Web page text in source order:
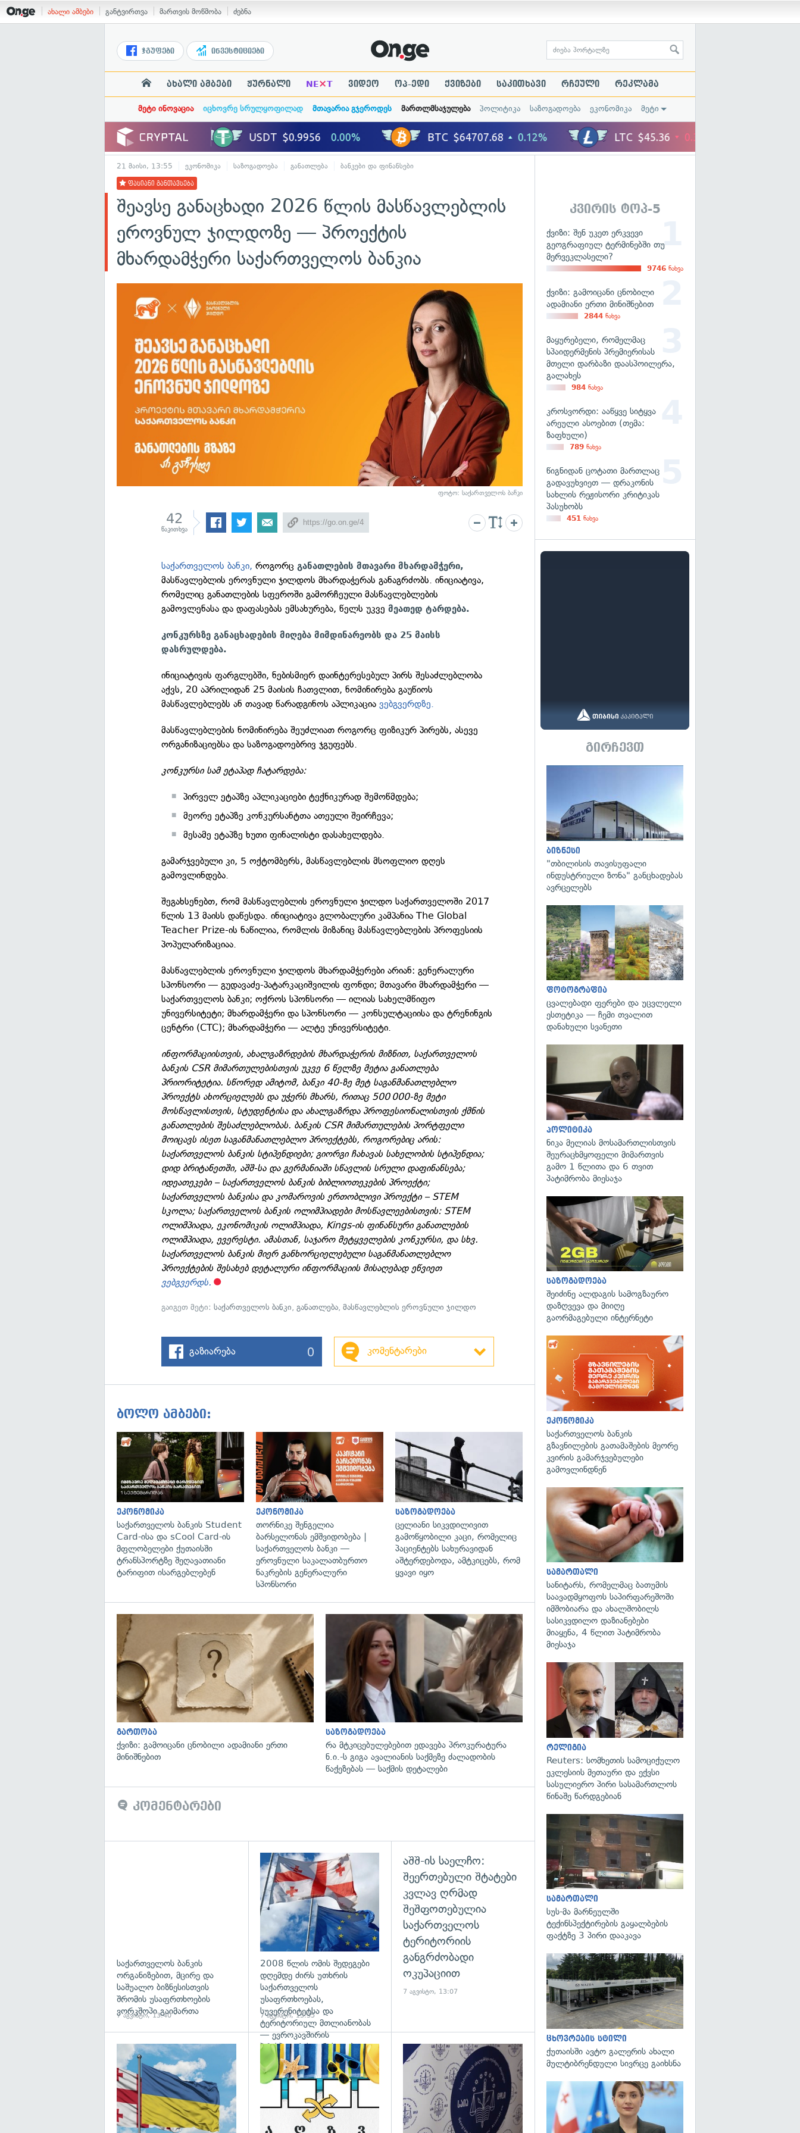
ახალი ამბები განტვირთვა მართვის მოწმობა ძებნა
ჯგუფები ინვესტიციები
ახალი ამბები ჟურნალი NE×T ვიდეო ოპ-ედი ქვიზები საკითხავი რჩეული რეკლამა
მეტი ინოვაცია იცხოვრე სრულყოფილად მთავარია გჯეროდეს მართლმსაჯულება პოლიტიკა საზოგადოება ეკონომიკა მეტი
21 მაისი, 13:55 ეკონომიკა საზოგადოება განათლება ბანკები და ფინანსები
ფასიანი განთავსება
შეავსე განაცხადი 2026 წლის მასწავლებლის
ეროვნულ ჯილდოზე — პროექტის
მხარდამჭერი საქართველოს ბანკია
ფოტო: საქართველოს ბანკი
42
წაკითხვა
საქართველოს ბანკი, როგორცგანათლების მთავარი მხარდამჭერი,
მასწავლებლის ეროვნული ჯილდოს მხარდაჭერას განაგრძობს. ინიციატივა,
რომელიც განათლების სფეროში გამორჩეული მასწავლებლების
გამოვლენასა და დაფასებას ემსახურება, წელს უკვე მეათედ ტარდება.
კონკურსზე განაცხადების მიღება მიმდინარეობს და 25 მაისს
დასრულდება.
ინიციატივის ფარგლებში, ნებისმიერ დაინტერესებულ პირს შესაძლებლობა
აქვს, 20 აპრილიდან 25 მაისის ჩათვლით, ნომინირება გაუწიოს
მასწავლებლებს ან თავად წარადგინოს აპლიკაციავებგვერდზე.
მასწავლებლების ნომინირება შეუძლიათ როგორც ფიზიკურ პირებს, ასევე
ორგანიზაციებსა და საზოგადოებრივ ჯგუფებს.
კონკურსი სამ ეტაპად ჩატარდება:
პირველ ეტაპზე აპლიკაციები ტექნიკურად შემოწმდება;
მეორე ეტაპზე კონკურსანტთა ათეული შეირჩევა;
მესამე ეტაპზე ხუთი ფინალისტი დასახელდება.
გამარჯვებული კი, 5 ოქტომბერს, მასწავლებლის მსოფლიო დღეს
გამოვლინდება.
შეგახსენებთ, რომ მასწავლებლის ეროვნული ჯილდო საქართველოში 2017
წლის 13 მაისს დაწესდა. ინიციატივა გლობალური კამპანია The Global
Teacher Prize-ის ნაწილია, რომლის მიზანიც მასწავლებლების პროფესიის
პოპულარიზაციაა.
მასწავლებლის ეროვნული ჯილდოს მხარდამჭერები არიან: გენერალური
სპონსორი — გუდავაძე-პატარკაციშვილის ფონდი; მთავარი მხარდამჭერი —
საქართველოს ბანკი; ოქროს სპონსორი — ილიას სახელმწიფო
უნივერსიტეტი; მხარდამჭერი და სპონსორი — კონსულტაციისა და ტრენინგის
ცენტრი (CTC); მხარდამჭერი — ალტე უნივერსიტეტი.
ინფორმაციისთვის, ახალგაზრდების მხარდაჭერის მიზნით, საქართველოს
ბანკის CSR მიმართულებისთვის უკვე 6 წელზე მეტია განათლება
პრიორიტეტია. სწორედ ამიტომ, ბანკი 40-ზე მეტ საგანმანათლებლო
პროექტს ახორციელებს და უჭერს მხარს, რითაც 500 000-ზე მეტი
მოსწავლისთვის, სტუდენტისა და ახალგაზრდა პროფესიონალისთვის ქმნის
განათლების შესაძლებლობას. ბანკის CSR მიმართულების პორტფელი
მოიცავს ისეთ საგანმანათლებლო პროექტებს, როგორებიც არის:
საქართველოს ბანკის სტიპენდიები; გიორგი ჩახავას სახელობის სტიპენდია;
დიდ ბრიტანეთში, აშშ-სა და გერმანიაში სწავლის სრული დაფინანსება;
იდეათეკები – საქართველოს ბანკის ბიბლიოთეკების პროექტი;
საქართველოს ბანკისა და კომაროვის ერთობლივი პროექტი – STEM
სკოლა; საქართველოს ბანკის ოლიმპიადები მოსწავლეებისთვის: STEM
ოლიმპიადა, ეკონომიკის ოლიმპიადა, Kings-ის ფინანსური განათლების
ოლიმპიადა, ევერესტი. ამასთან, საჯარო მეტყველების კონკურსი, და სხვ.
საქართველოს ბანკის მიერ განხორციელებული საგანმანათლებლო
პროექტების შესახებ დეტალური ინფორმაციის მისაღებად ეწვიეთ
ვებგვერდს.
გაიგეთ მეტი:საქართველოს ბანკი,განათლება,მასწავლებლის ეროვნული ჯილდო
გაზიარება 0 კომენტარები
ბოლო ამბები:
ეკონომიკა
საქართველოს ბანკის Student
Card-ისა და sCool Card-ის
მფლობელები ქუთაისში
ტრანსპორტზე შეღავათიანი
ტარიფით ისარგებლებენ
ეკონომიკა
თორნიკე შენგელია
ბარსელონას ემშვიდობება |
საქართველოს ბანკი —
ეროვნული საკალათბურთო
ნაკრების გენერალური
სპონსორი
გადახედვა
საზოგადოება
ცელიანი სიკვდილივით
გამოწყობილი კაცი, რომელიც
პაციენტებს სახურავიდან
აშტერდებოდა, ამტკიცებს, რომ
ყვავი იყო
გართობა
ქვიზი: გამოიცანი ცნობილი ადამიანი ერთი
მინიშნებით
გადახედვა
საზოგადოება
რა მტკიცებულებებით ედავება პროკურატურა
ნ.ი.-ს გიგა ავალიანის საქმეზე ძალადობის
წაქეზებას — საქმის დეტალები
კომენტარები
საქართველოს ბანკის
ორგანიზებით, მცირე და
საშუალო ბიზნესისთვის
შრომის უსაფრთხოების
ვორკშოპი გაიმართა
7 აგვისტო, 13:40
გადახედვა
2008 წლის ომის შედეგები
დღემდე ძირს უთხრის
საქართველოს
უსაფრთხოებას,
სუვერენიტეტსა და
ტერიტორიულ მთლიანობას
— ევროკავშირის
პრესპიკერის განცხადება
7 აგვისტო, 13:35
აშშ-ის საელჩო:
შეერთებული შტატები
კვლავ ღრმად
შეშფოთებულია
საქართველოს
ტერიტორიის
განგრძობადი
ოკუპაციით
7 აგვისტო, 13:07
გადახედვა გადახედვა გადახედვა
კვირის ტოპ-5
ქვიზი: შენ უკეთ ერკვევი
გეოგრაფიულ ტერმინებში თუ
მერვეკლასელი?
9746 ნახვა
ქვიზი: გამოიცანი ცნობილი
ადამიანი ერთი მინიშნებით
2844 ნახვა
მაყურებელი, რომელმაც
სპაიდერმენის პრემიერისას
მთელი დარბაზი დაასპოილერა,
გალახეს
984 ნახვა
კროსვორდი: ააწყვე სიტყვა
არეული ასოებით (თემა:
ზაფხული)
789 ნახვა
წიგნიდან ცოტათი მართლაც
გადავუხვიეთ — დრაკონის
სახლის რეჟისორი კრიტიკას
პასუხობს
451 ნახვა
გირჩევთ
ბიზნესი
"თბილისის თავისუფალი
ინდუსტრიული ზონა" განცხადებას
ავრცელებს
ფოტოგრაფია
ცვალებადი ფერები და უცვლელი
ესთეტიკა — ჩემი თვალით
დანახული სვანეთი
პოლიტიკა
ნიკა მელიას მოსამართლისთვის
შეურაცხმყოფელი მიმართვის
გამო 1 წლითა და 6 თვით
პატიმრობა მიესაჯა
საზოგადოება
შეიძინე ალდაგის სამოგზაურო
დაზღვევა და მიიღე
გაორმაგებული ინტერნეტი
ეკონომიკა
საქართველოს ბანკის
გზავნილების გათამაშების მეორე
კვირის გამარჯვებულები
გამოვლინდნენ
სამართალი
სანიტარს, რომელმაც ბათუმის
საავადმყოფოს საპირფარეშოში
იმშობიარა და ახალშობილს
სასიკვდილო დაზიანებები
მიაყენა, 4 წლით პატიმრობა
მიესაჯა
რელიგია
Reuters: სომხეთის სამოციქულო
ეკლესიის მეთაური და ექვსი
სასულიერო პირი სასამართლოს
წინაშე წარდგებიან
სამართალი
სუს-მა მარნეულში
ტექინსპექტირების გაყალბების
ფაქტზე 3 პირი დააკავა
ცხოვრების სტილი
ქუთაისში ავტო გალერის ახალი
მულტიბრენდული სივრცე გაიხსნა